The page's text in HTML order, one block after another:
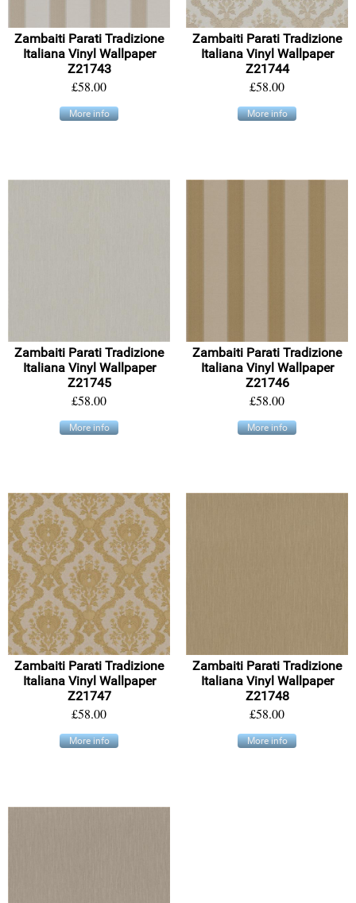
Zambaiti Parati Tradizione
Italiana Vinyl Wallpaper
Z21743
£58.00
More info
Zambaiti Parati Tradizione
Italiana Vinyl Wallpaper
Z21744
£58.00
More info
Zambaiti Parati Tradizione
Italiana Vinyl Wallpaper
Z21745
£58.00
More info
Zambaiti Parati Tradizione
Italiana Vinyl Wallpaper
Z21746
£58.00
More info
Zambaiti Parati Tradizione
Italiana Vinyl Wallpaper
Z21747
£58.00
More info
Zambaiti Parati Tradizione
Italiana Vinyl Wallpaper
Z21748
£58.00
More info